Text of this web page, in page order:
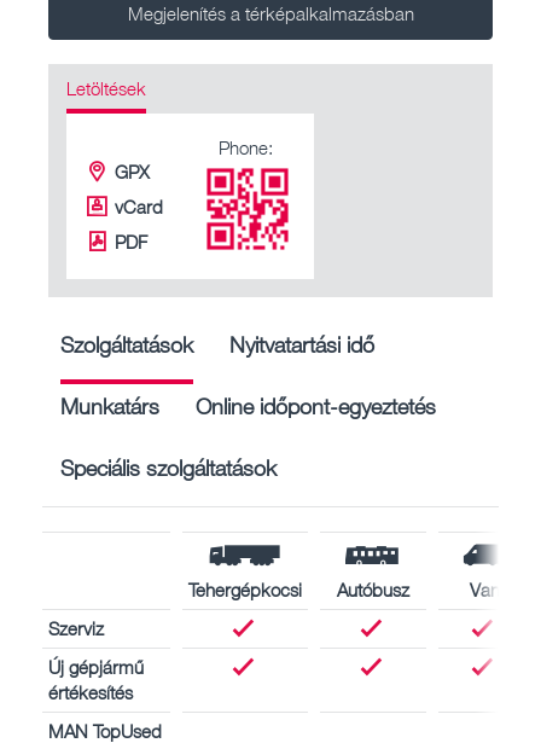
Megjelenítés a térképalkalmazásban
Letöltések
GPX
vCard
PDF
Phone:
Szolgáltatások Nyitvatartási idő
Munkatárs Online időpont-egyeztetés
Speciális szolgáltatások
Tehergépkocsi Autóbusz
Van
Szerviz
Új gépjármű
értékesítés
MAN TopUsed